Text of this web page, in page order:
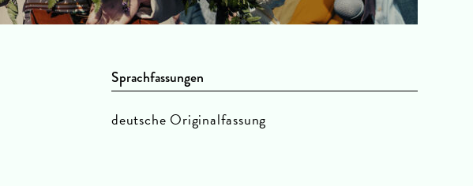
Sprachfassungen
deutsche Originalfassung